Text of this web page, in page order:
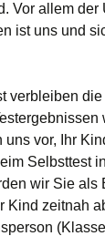
Vor allem der
ist uns und
verbleiben
vor, Ihr
Selbsttest
wir Sie als
Kind zeitnah